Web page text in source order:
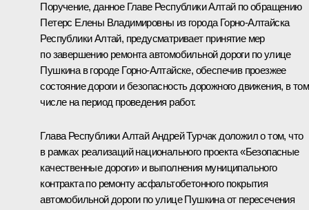
Поручение, данное Главе Республики Алтай по обращению
Петерс Елены Владимировны из города Горно-Алтайска
Республики Алтай, предусматривает принятие мер
по завершению ремонта автомобильной дороги по улице
Пушкина в городе Горно-Алтайске, обеспечив проезжее
состояние дороги и безопасность дорожного движения, в том
числе на период проведения работ.
Глава Республики Алтай Андрей Турчак доложил о том, что
в рамках реализаций национального проекта «Безопасные
качественные дороги» и выполнения муниципального
контракта по ремонту асфальтобетонного покрытия
автомобильной дороги по улице Пушкина от пересечения